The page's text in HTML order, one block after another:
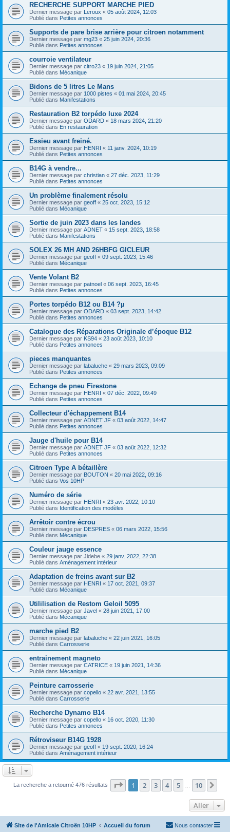
RECHERCHE SUPPORT MARCHE PIED
Dernier message par Leroux « 05 août 2024, 12:03
Publié dans Petites annonces
Supports de pare brise arrière pour citroen notamment
Dernier message par mg23 « 25 juin 2024, 20:36
Publié dans Petites annonces
courroie ventilateur
Dernier message par citro23 « 19 juin 2024, 21:05
Publié dans Mécanique
Bidons de 5 litres Le Mans
Dernier message par 1000 pistes « 01 mai 2024, 20:45
Publié dans Manifestations
Restauration B2 torpédo luxe 2024
Dernier message par ODARD « 18 mars 2024, 21:20
Publié dans En restauration
Essieu avant freiné.
Dernier message par HENRI « 11 janv. 2024, 10:19
Publié dans Petites annonces
B14G à vendre...
Dernier message par christian « 27 déc. 2023, 11:29
Publié dans Petites annonces
Un problème finalement résolu
Dernier message par geoff « 25 oct. 2023, 15:12
Publié dans Mécanique
Sortie de juin 2023 dans les landes
Dernier message par ADNET « 15 sept. 2023, 18:58
Publié dans Manifestations
SOLEX 26 MH AND 26HBFG GICLEUR
Dernier message par geoff « 09 sept. 2023, 15:46
Publié dans Mécanique
Vente Volant B2
Dernier message par patnoel « 06 sept. 2023, 16:45
Publié dans Petites annonces
Portes torpédo B12 ou B14 ?µ
Dernier message par ODARD « 03 sept. 2023, 14:42
Publié dans Petites annonces
Catalogue des Réparations Originale d’époque B12
Dernier message par KS94 « 23 août 2023, 10:10
Publié dans Petites annonces
pieces manquantes
Dernier message par labaluche « 29 mars 2023, 09:09
Publié dans Petites annonces
Echange de pneu Firestone
Dernier message par HENRI « 07 déc. 2022, 09:49
Publié dans Petites annonces
Collecteur d'échappement B14
Dernier message par ADNET JF « 03 août 2022, 14:47
Publié dans Petites annonces
Jauge d'huile pour B14
Dernier message par ADNET JF « 03 août 2022, 12:32
Publié dans Petites annonces
Citroen Type A bétaillère
Dernier message par BOUTON « 20 mai 2022, 09:16
Publié dans Vos 10HP
Numéro de série
Dernier message par HENRI « 23 avr. 2022, 10:10
Publié dans Identification des modèles
Arrêtoir contre écrou
Dernier message par DESPRES « 06 mars 2022, 15:56
Publié dans Mécanique
Couleur jauge essence
Dernier message par Jidebe « 29 janv. 2022, 22:38
Publié dans Aménagement intérieur
Adaptation de freins avant sur B2
Dernier message par HENRI « 17 oct. 2021, 09:37
Publié dans Mécanique
Utililisation de Restom Geloil 5095
Dernier message par Javel « 28 juin 2021, 17:00
Publié dans Mécanique
marche pied B2
Dernier message par labaluche « 22 juin 2021, 16:05
Publié dans Carrosserie
entrainement magneto
Dernier message par CATRICE « 19 juin 2021, 14:36
Publié dans Mécanique
Peinture carrosserie
Dernier message par copello « 22 avr. 2021, 13:55
Publié dans Carrosserie
Recherche Dynamo B14
Dernier message par copello « 16 oct. 2020, 11:30
Publié dans Petites annonces
Rétroviseur B14G 1928
Dernier message par geoff « 19 sept. 2020, 16:24
Publié dans Aménagement intérieur
La recherche a retourné 476 résultats Page 1sur10
1 2 3 4 5 10
Aller
Site de l'Amicale Citroën 10HP Accueil du forum Nous contacter